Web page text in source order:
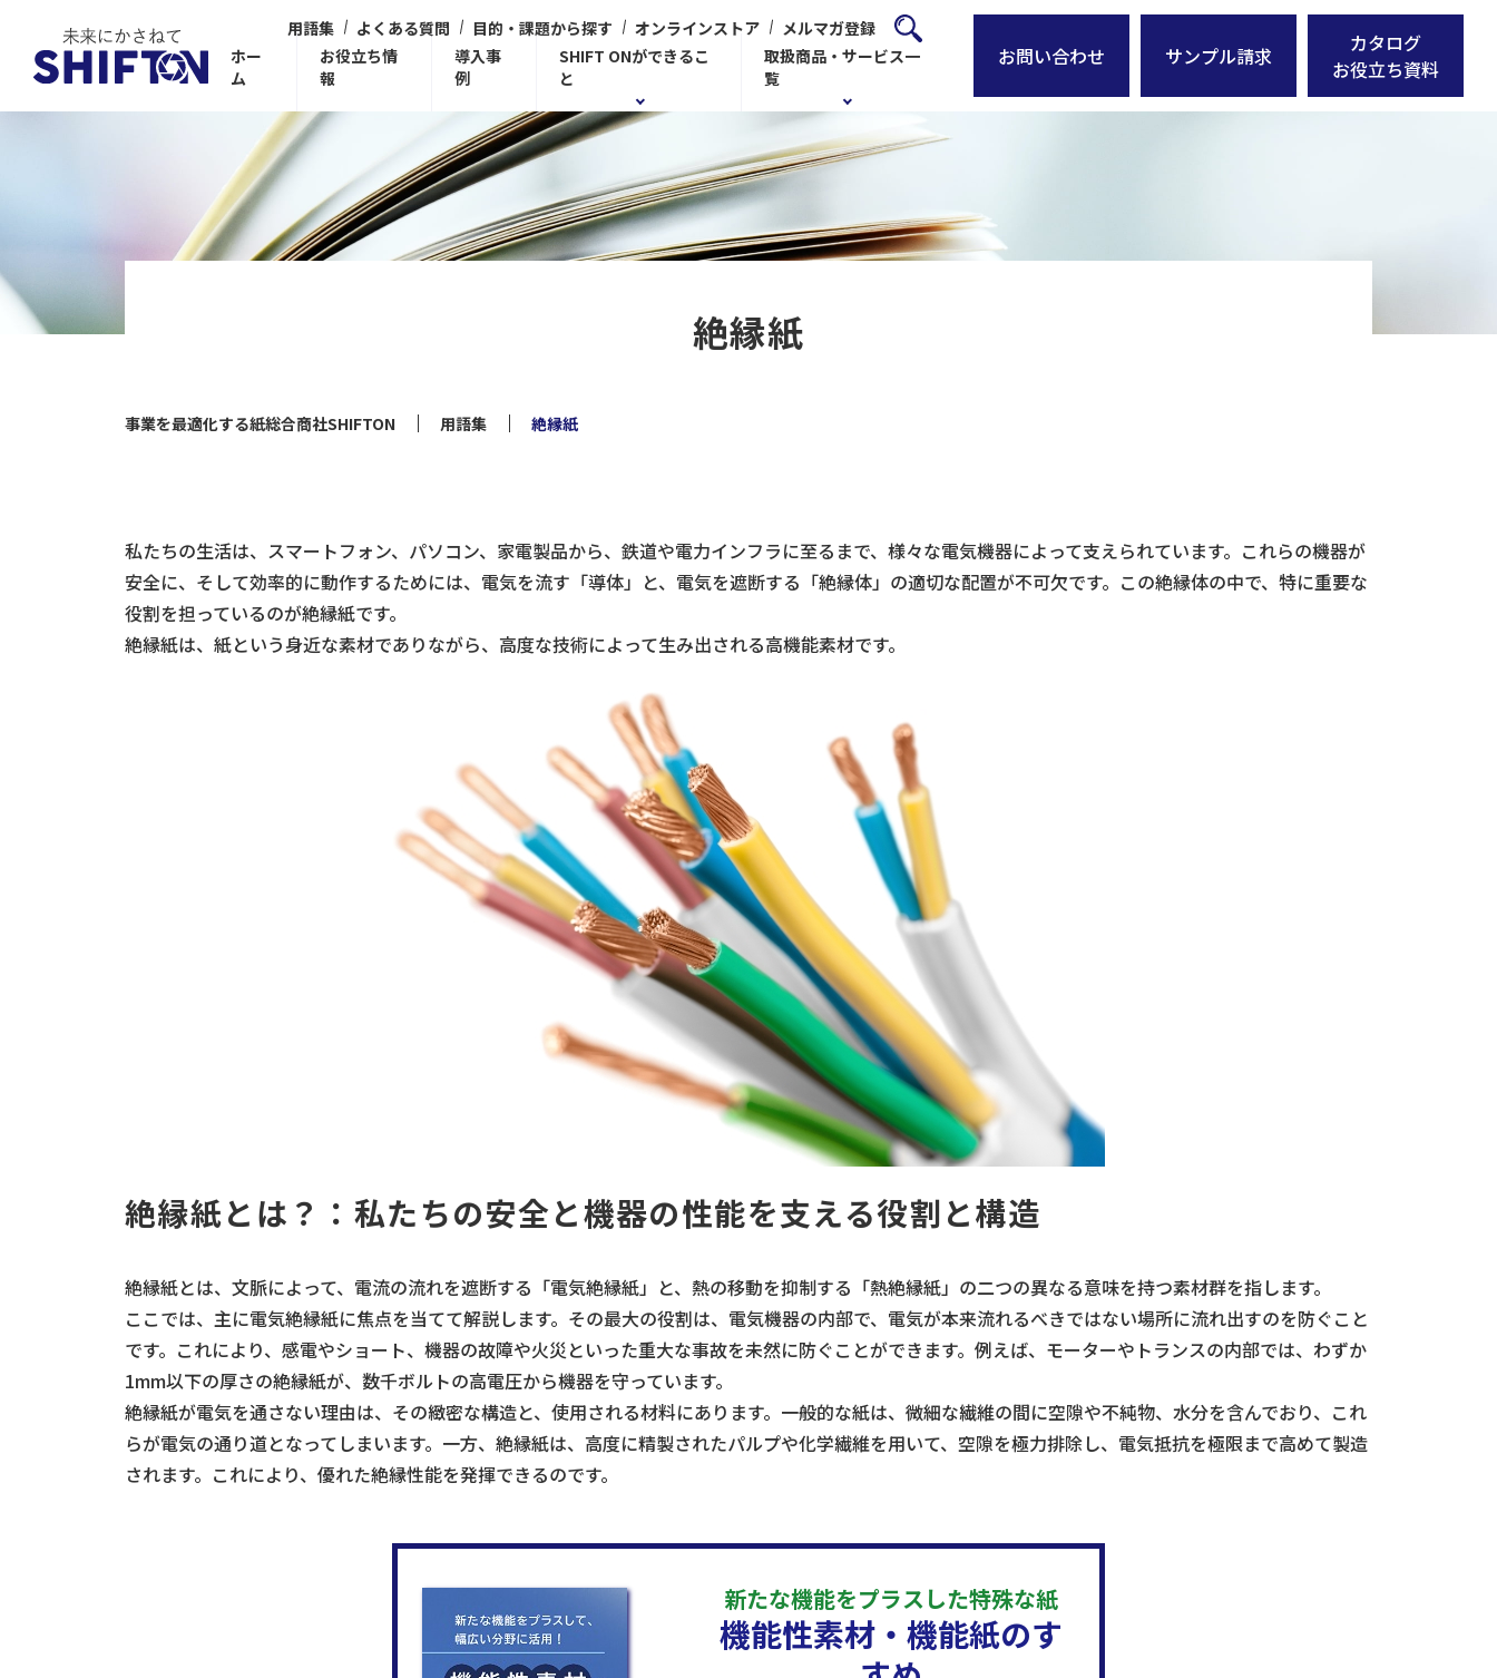
用語集 よくある質問 目的・課題から探す オンラインストア
メルマガ登録
ホー
ム
お役立ち情
報
導入事
例
SHIFT ONができるこ
と
取扱商品・サービス一
覧
お問い合わせ サンプル請求
カタログ
お役立ち資料
事業を最適化する紙総合商社SHIFTON 用語集 絶縁紙
絶縁紙
私たちの生活は、スマートフォン、パソコン、家電製品から、鉄道や電力インフラに至るまで、様々な電気機器によって支えられています。これらの機器が
安全に、そして効率的に動作するためには、電気を流す「導体」と、電気を遮断する「絶縁体」の適切な配置が不可欠です。この絶縁体の中で、特に重要な
役割を担っているのが絶縁紙です。
絶縁紙は、紙という身近な素材でありながら、高度な技術によって生み出される高機能素材です。
絶縁紙とは？：私たちの安全と機器の性能を支える役割と構造
絶縁紙とは、文脈によって、電流の流れを遮断する「電気絶縁紙」と、熱の移動を抑制する「熱絶縁紙」の二つの異なる意味を持つ素材群を指します。
ここでは、主に電気絶縁紙に焦点を当てて解説します。その最大の役割は、電気機器の内部で、電気が本来流れるべきではない場所に流れ出すのを防ぐこと
です。これにより、感電やショート、機器の故障や火災といった重大な事故を未然に防ぐことができます。例えば、モーターやトランスの内部では、わずか
1mm以下の厚さの絶縁紙が、数千ボルトの高電圧から機器を守っています。
絶縁紙が電気を通さない理由は、その緻密な構造と、使用される材料にあります。一般的な紙は、微細な繊維の間に空隙や不純物、水分を含んでおり、これ
らが電気の通り道となってしまいます。一方、絶縁紙は、高度に精製されたパルプや化学繊維を用いて、空隙を極力排除し、電気抵抗を極限まで高めて製造
されます。これにより、優れた絶縁性能を発揮できるのです。
新たな機能をプラスした特殊な紙
機能性素材・機能紙のす